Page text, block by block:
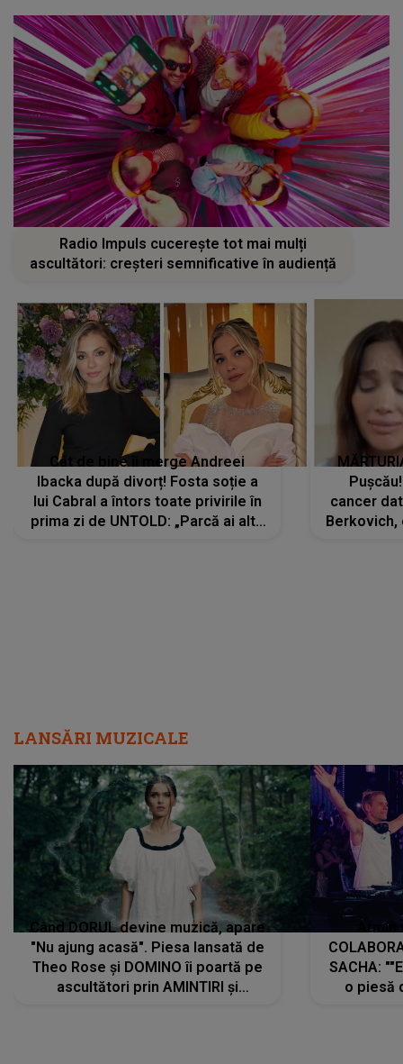
Radio Impuls cucerește tot mai mulți
ascultători: creșteri semnificative în audiență
Cât de bine îi merge Andreei
Ibacka după divorț! Fosta soție a
lui Cabral a întors toate privirile în
prima zi de UNTOLD: „Parcă ai altă
cancer
Berkovich,
LANSĂRI MUZICALE
Când DORUL devine muzică, apare
"Nu ajung acasă". Piesa lansată de
Theo Rose și DOMINO îi poartă pe
ascultători prin AMINTIRI și
SACHA:
o piesă